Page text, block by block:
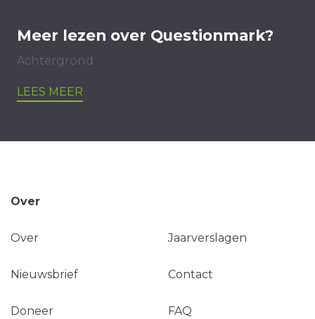
Meer lezen over Questionmark?
Achtergrond
LEES MEER
Over
Over Jaarverslagen
Nieuwsbrief Contact
Doneer FAQ